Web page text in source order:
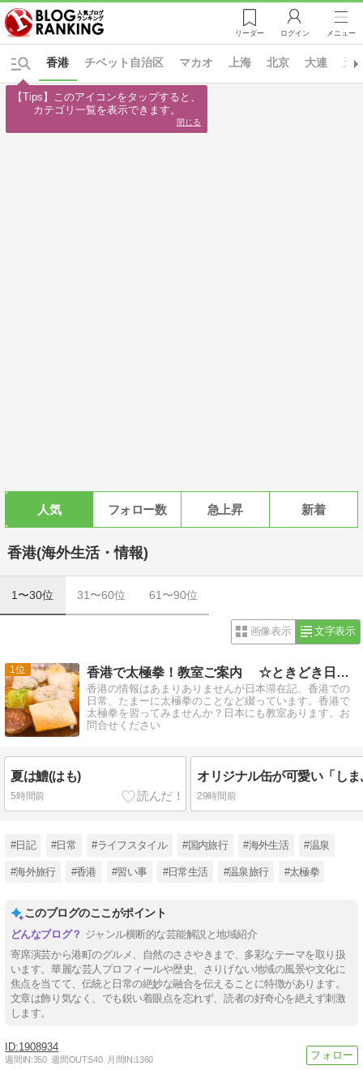
リーダー ログイン メニュー
チベット自治区 マカオ 上海 北京 大連 天
香港
人気 フォロー数 急上昇 新着
香港(海外生活・情報)
1〜30位 31〜60位 61〜90位
画像表示 文字表示
1 香港で太極拳！教室ご案内 ☆ときどき日本 ☆
香港の情報はあまりありませんが日本滞在記、香港での
日常、たまーに太極拳のことなど綴っています。香港で
太極拳を習ってみませんか？日本にも教室あります。お
問合せください
夏は鱧(はも)
5時間前 29時間前
#日記 #日常 #ライフスタイル #国内旅行 #海外生活 #温泉
#海外旅行 #香港 #習い事 #日常生活 #温泉旅行 #太極拳
このブログのここがポイント
ジャンル横断的な芸能解説と地域紹介
寄席演芸から港町のグルメ、自然のささやきまで、多彩なテーマを取り扱
います。華麗な芸人プロフィールや歴史、さりげない地域の風景や文化に
焦点を当てて、伝統と日常の絶妙な融合を伝えることに特徴があります。
文章は飾り気なく、でも鋭い着眼点を忘れず、読者の好奇心を絶えず刺激
します。
1908934
週間IN:350 週間OUT:540 月間IN:1360
【Tips】このアイコンをタップすると、
カテゴリ一覧を表示できます。
閉じる